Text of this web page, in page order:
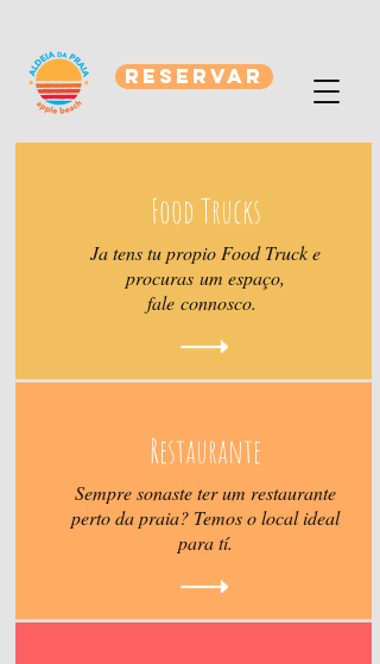
RESERVAR
Food Trucks
Ja tens tu propio Food Truck e
procuras um espaço,
fale connosco.
Restaurante
Sempre sonaste ter um restaurante
perto da praia? Temos o local ideal
para tí.